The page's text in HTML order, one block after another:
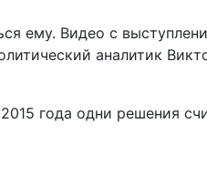
ему. Видео с
аналитик
года одни решения